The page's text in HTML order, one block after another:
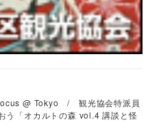
@ Tokyo / 観光協会特派員
「オカルトの森 vol.4 講談と怪